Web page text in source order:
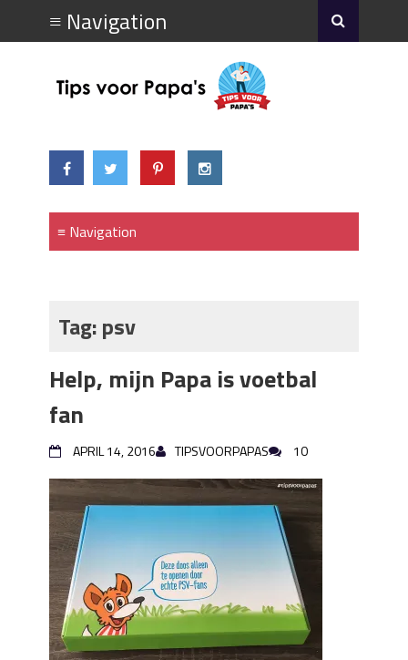
Tag:psv
Help, mijn Papa is voetbal
fan
APRIL 14, 2016 TIPSVOORPAPAS 10